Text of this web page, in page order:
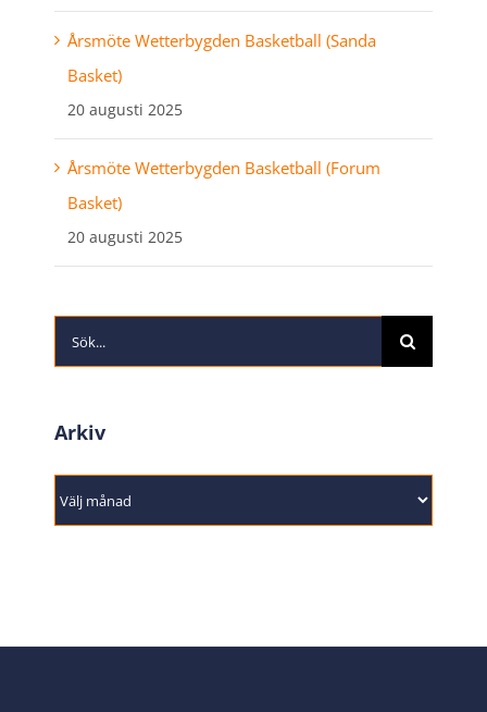
Årsmöte Wetterbygden Basketball (Sanda
Basket)
20 augusti 2025
Årsmöte Wetterbygden Basketball (Forum
Basket)
20 augusti 2025
Sök
efter:
Arkiv
Arkiv